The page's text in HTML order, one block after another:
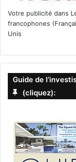
La série
avec son «
policières… ne la
Votre publicité dans
francophones
Unis
Guide de
(cliquez):